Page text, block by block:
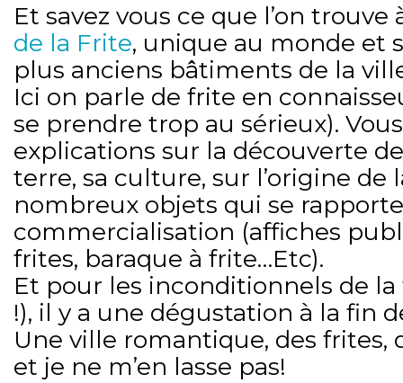
Et savez vous ce que l’on trouve
de la Frite, unique au monde et
plus anciens bâtiments de la
Ici on parle de frite en
se prendre trop au sérieux).
explications sur la découverte
terre, sa culture, sur l’origine de
nombreux objets qui se
commercialisation (affiches
frites, baraque à frite…Etc).
Et pour les inconditionnels de la
!), il y a une dégustation à la fin
Une ville romantique, des frites,
et je ne m’en lasse pas!